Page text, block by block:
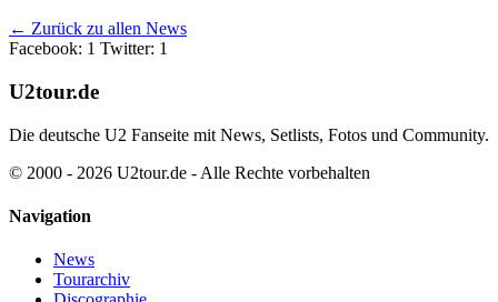
← Zurück zu allen News
Facebook: 1 Twitter: 1
U2tour.de
Die deutsche U2 Fanseite mit News, Setlists, Fotos und Community.
© 2000 - 2026 U2tour.de - Alle Rechte vorbehalten
Navigation
News
Tourarchiv